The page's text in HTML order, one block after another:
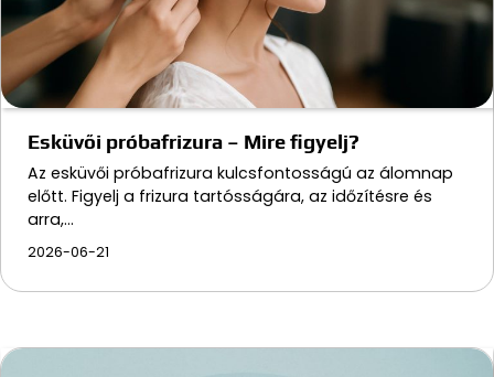
Esküvői próbafrizura – Mire figyelj?
Az esküvői próbafrizura kulcsfontosságú az álomnap
előtt. Figyelj a frizura tartósságára, az időzítésre és
arra,…
2026-06-21